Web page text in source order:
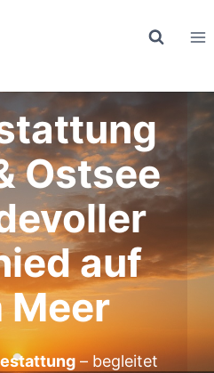
Ostsee
auf
Meer
– begleitet